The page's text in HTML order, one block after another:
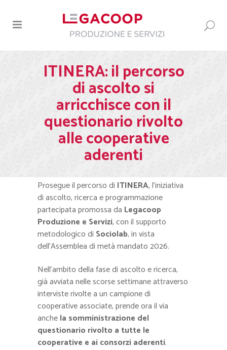
ITINERA: il percorso
di ascolto si
arricchisce con il
questionario rivolto
alle cooperative
aderenti
Prosegue il percorso di ITINERA, l’iniziativa
di ascolto, ricerca e programmazione
partecipata promossa da Legacoop
Produzione e Servizi, con il supporto
metodologico di Sociolab, in vista
dell’Assemblea di metà mandato 2026.
Nell’ambito della fase di ascolto e ricerca,
già avviata nelle scorse settimane attraverso
interviste rivolte a un campione di
cooperative associate, prende ora il via
anchela somministrazione del
questionario rivolto a tutte le
cooperative e ai consorzi aderenti.